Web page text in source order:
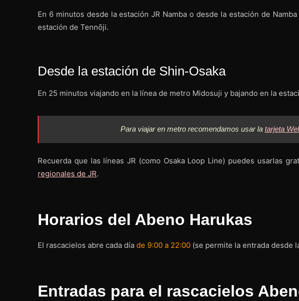
En 6 minutos desde la estación JR Namba o desde la estación de
estación de Tennōji.
Desde la estación de Shin-Osaka
En 25 minutos viajando en la línea de metro Midosuji y bajando en la
Para viajar en metro recomendamos usar la tarjeta
Recuerda que las líneas JR (como Osaka Loop Line) puedes usarlas
regionales de JR.
Horarios del Abeno Harukas
El rascacielos abre cada día de 9:00 a 22:00 (se permite la entrada desde
Entradas para el rascacielos